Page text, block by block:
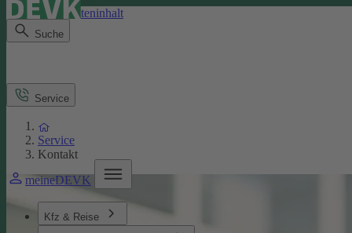
Direkt zum Seiteninhalt
Suche
meineDEVK
Kfz & Reise
Service
Service
Kontakt